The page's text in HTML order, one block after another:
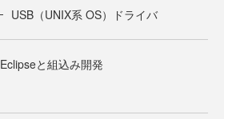
USB（UNIX系 OS）ドライバ
Eclipseと組込み開発